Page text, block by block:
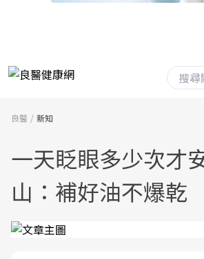
良醫 新知
一天眨眼多少次才
山：補好油不爆乾